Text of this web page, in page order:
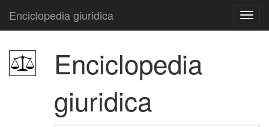
Enciclopedia giuridica
Enciclopedia
giuridica